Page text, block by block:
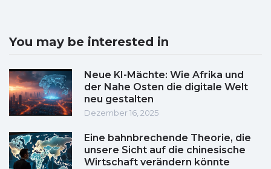
You may be interested in
Neue KI-Mächte: Wie Afrika und
der Nahe Osten die digitale Welt
neu gestalten
Dezember 16, 2025
Eine bahnbrechende Theorie, die
unsere Sicht auf die chinesische
Wirtschaft verändern könnte